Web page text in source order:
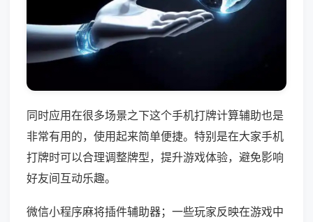
同时应用在很多场景之下这个手机打牌计算辅助也是
非常有用的，使用起来简单便捷。特别是在大家手机
打牌时可以合理调整牌型，提升游戏体验，避免影响
好友间互动乐趣。
微信小程序麻将插件辅助器；一些玩家反映在游戏中